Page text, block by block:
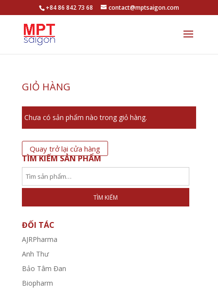
+84 86 842 73 68 contact@mptsaigon.com
GIỎ HÀNG
Chưa có sản phẩm nào trong giỏ hàng.
Quay trở lại cửa hàng
TÌM KIẾM SẢN PHẨM
TÌM KIẾM
ĐỐI TÁC
AJRPharma
Anh Thư
Bảo Tâm Đan
Biopharm